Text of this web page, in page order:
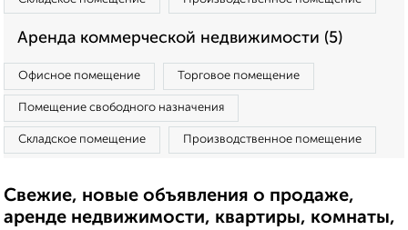
Аренда коммерческой недвижимости (5)
Офисное помещение Торговое помещение
Помещение свободного назначения
Складское помещение Производственное помещение
Свежие, новые объявления о продаже,
аренде недвижимости, квартиры, комнаты,